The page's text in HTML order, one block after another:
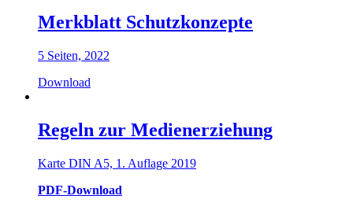
Merkblatt Schutzkonzepte
5 Seiten, 2022
Download
Regeln zur Medienerziehung
Karte DIN A5, 1. Auflage 2019
PDF-Download